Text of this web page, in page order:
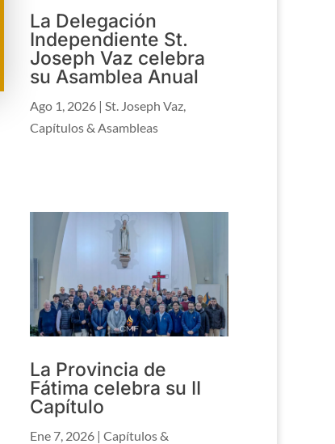
La Delegación
Independiente St.
Joseph Vaz celebra
su Asamblea Anual
Ago 1, 2026 |St. Joseph Vaz,
Capítulos & Asambleas
La Provincia de
Fátima celebra su II
Capítulo
Ene 7, 2026 |Capítulos &